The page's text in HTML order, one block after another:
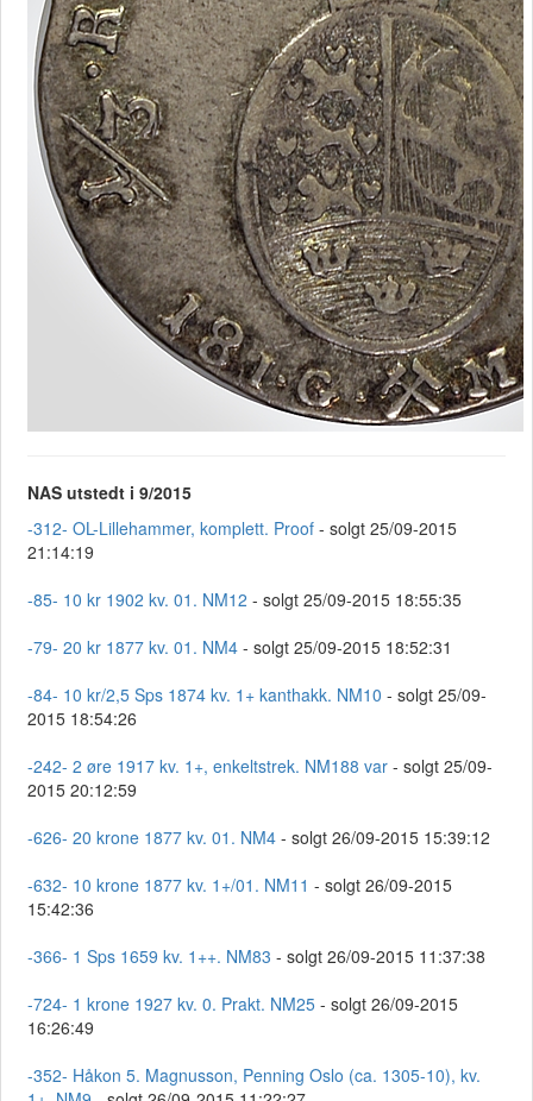
NAS utstedt i 9/2015
-312- OL-Lillehammer, komplett. Proof - solgt 25/09-2015
21:14:19
-85- 10 kr 1902 kv. 01. NM12 - solgt 25/09-2015 18:55:35
-79- 20 kr 1877 kv. 01. NM4 - solgt 25/09-2015 18:52:31
-84- 10 kr/2,5 Sps 1874 kv. 1+ kanthakk. NM10 - solgt 25/09-
2015 18:54:26
-242- 2 øre 1917 kv. 1+, enkeltstrek. NM188 var - solgt 25/09-
2015 20:12:59
-626- 20 krone 1877 kv. 01. NM4 - solgt 26/09-2015 15:39:12
-632- 10 krone 1877 kv. 1+/01. NM11 - solgt 26/09-2015
15:42:36
-366- 1 Sps 1659 kv. 1++. NM83 - solgt 26/09-2015 11:37:38
-724- 1 krone 1927 kv. 0. Prakt. NM25 - solgt 26/09-2015
16:26:49
-352- Håkon 5. Magnusson, Penning Oslo (ca. 1305-10), kv.